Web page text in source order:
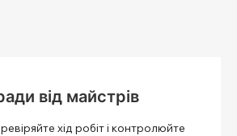
від майстрів
хід робіт і контролюйте